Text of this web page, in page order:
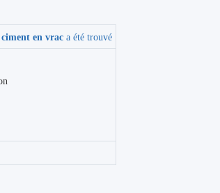
en vraca été trouvé